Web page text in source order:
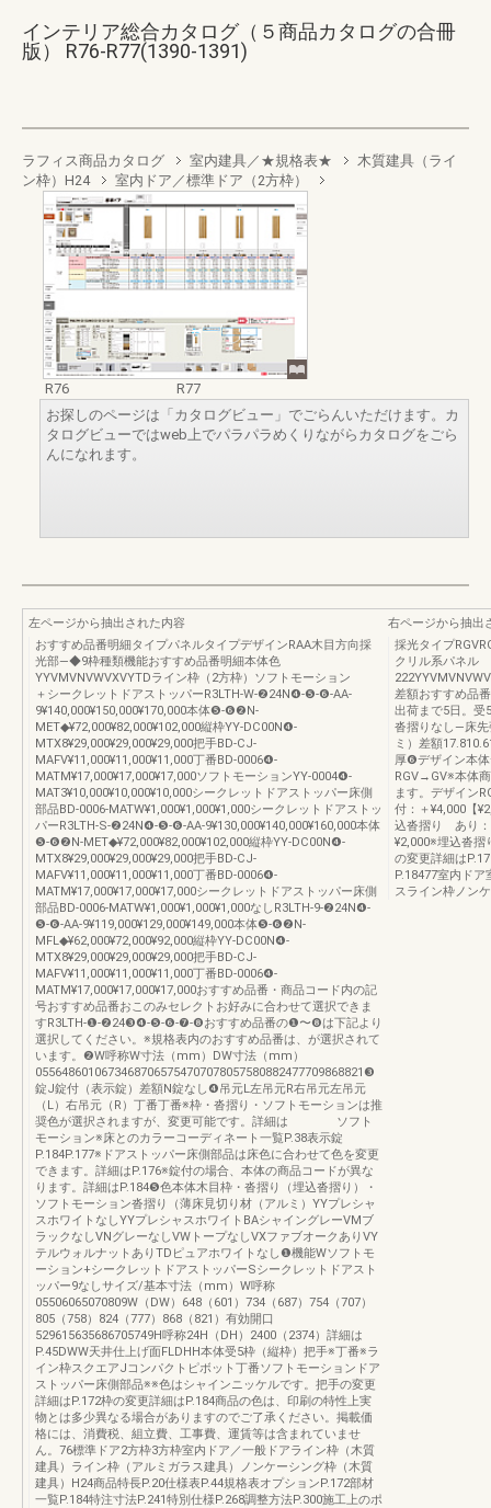
インテリア総合カタログ（５商品カタログの合冊
版） R76-R77(1390-1391)
ラフィス商品カタログ 室内建具／★規格表★
木質建具（ライ
ン枠）H24
室内ドア／標準ドア（2方枠）
R76
R77
お探しのページは「カタログビュー」でごらんいただけます。カ
タログビューではweb上でパラパラめくりながらカタログをごら
んになれます。
左ページから抽出された内容
おすすめ品番明細タイプパネルタイプデザインRAA木目方向採
光部―◆9枠種類機能おすすめ品番明細本体色
YYVMVNVWVXVYTDライン枠（2方枠）ソフトモーション
＋シークレットドアストッパーR3LTH-W-❷24N❹-❺-❻-AA-
9¥140,000¥150,000¥170,000本体❺-❻❷N-
MET◆¥72,000¥82,000¥102,000縦枠YY-DC00N❹-
MTX8¥29,000¥29,000¥29,000把手BD-CJ-
MAFV¥11,000¥11,000¥11,000丁番BD-0006❹-
MATM¥17,000¥17,000¥17,000ソフトモーションYY-0004❹-
MAT3¥10,000¥10,000¥10,000シークレットドアストッパー床側
部品BD-0006-MATW¥1,000¥1,000¥1,000シークレットドアストッ
パーR3LTH-S-❷24N❹-❺-❻-AA-9¥130,000¥140,000¥160,000本体
❺-❻❷N-MET◆¥72,000¥82,000¥102,000縦枠YY-DC00N❹-
MTX8¥29,000¥29,000¥29,000把手BD-CJ-
MAFV¥11,000¥11,000¥11,000丁番BD-0006❹-
MATM¥17,000¥17,000¥17,000シークレットドアストッパー床側
部品BD-0006-MATW¥1,000¥1,000¥1,000なしR3LTH-9-❷24N❹-
❺-❻-AA-9¥119,000¥129,000¥149,000本体❺-❻❷N-
MFL◆¥62,000¥72,000¥92,000縦枠YY-DC00N❹-
MTX8¥29,000¥29,000¥29,000把手BD-CJ-
MAFV¥11,000¥11,000¥11,000丁番BD-0006❹-
MATM¥17,000¥17,000¥17,000おすすめ品番・商品コード内の記
号おすすめ品番おこのみセレクトお好みに合わせて選択できま
すR3LTH-❶-❷24❸❹-❺-❻-❼-❽おすすめ品番の❶〜❽は下記より
選択してください。※規格表内のおすすめ品番は、が選択されて
います。❷W呼称W寸法（mm）DW寸法（mm）
05564860106734687065754707078057580882477709868821❸
錠J錠付（表示錠）差額N錠なし❹吊元L左吊元R右吊元左吊元
（L）右吊元（R）丁番丁番※枠・沓摺り・ソフトモーションは推
奨色が選択されますが、変更可能です。詳細は ソフト
モーション※床とのカラーコーディネート一覧P.38表示錠
P.184P.177※ドアストッパー床側部品は床色に合わせて色を変更
できます。詳細はP.176※錠付の場合、本体の商品コードが異な
ります。詳細はP.184❺色本体木目枠・沓摺り（埋込沓摺り）・
ソフトモーション沓摺り（薄床見切り材（アルミ）YYプレシャ
スホワイトなしYYプレシャスホワイトBAシャイングレーVMブ
ラックなしVNグレーなしVWトープなしVXファブオークありVY
テルウォルナットありTDピュアホワイトなし❶機能Wソフトモ
ーション+シークレットドアストッパーSシークレットドアスト
ッパー9なしサイズ/基本寸法（mm）W呼称
05506065070809W（DW）648（601）734（687）754（707）
805（758）824（777）868（821）有効開口
529615635686705749H呼称24H（DH）2400（2374）詳細は
P.45DWW天井仕上げ面FLDHH本体受5枠（縦枠）把手※丁番※ラ
イン枠スクエアJコンパクトピボット丁番ソフトモーションドア
ストッパー床側部品※※色はシャインニッケルです。把手の変更
詳細はP.172枠の変更詳細はP.184商品の色は、印刷の特性上実
物とは多少異なる場合がありますのでご了承ください。掲載価
格には、消費税、組立費、工事費、運賃等は含まれていませ
ん。76標準ドア2方枠3方枠室内ドア／一般ドアライン枠（木質
建具）ライン枠（アルミガラス建具）ノンケーシング枠（木質
建具）H24商品特長P.20仕様表P.44規格表オプションP.172部材
一覧P.184特注寸法P.241特別仕様P.268調整方法P.300施工上のポ
右ページから抽出
採光タイプ
クリル系パネル
差額おすすめ品
出荷まで5日。
沓摺りなし—床先
ミ）差額
厚❻デザイン本
RGV→GV※本体
ます。デザイン
付：＋¥4,000【
込沓摺り あり
¥2,000※埋込沓摺
の変更詳細は
P.18477室内ド
スライン枠ノン